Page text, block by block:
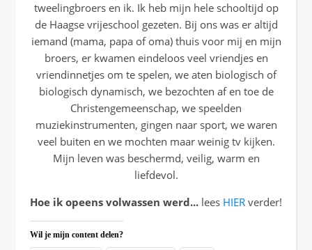
tweelingbroers en ik. Ik heb mijn hele schooltijd op
de Haagse vrijeschool gezeten. Bij ons was er altijd
iemand (mama, papa of oma) thuis voor mij en mijn
broers, er kwamen eindeloos veel vriendjes en
vriendinnetjes om te spelen, we aten biologisch of
biologisch dynamisch, we bezochten af en toe de
Christengemeenschap, we speelden
muziekinstrumenten, gingen naar sport, we waren
veel buiten en we mochten maar weinig tv kijken.
Mijn leven was beschermd, veilig, warm en
liefdevol.
Hoe ik opeens volwassen werd... lees HIER verder!
Wil je mijn content delen?